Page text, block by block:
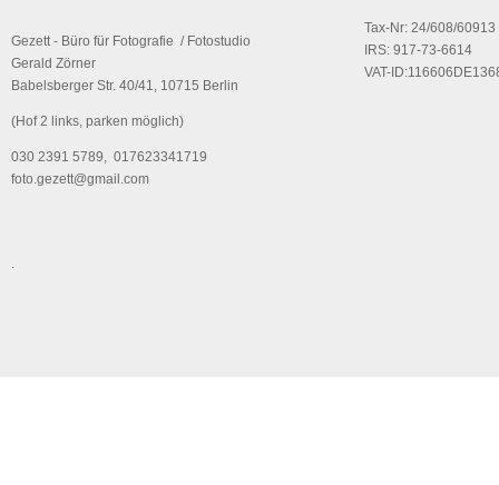
Gezett - Büro für Fotografie / Fotostudio
Gerald Zörner
Babelsberger Str. 40/41, 10715 Berlin
(Hof 2 links, parken möglich)
030 2391 5789, 017623341719
foto.gezett@gmail.com
Tax-Nr: 24/608/60913
IRS: 917-73-6614
VAT-
.